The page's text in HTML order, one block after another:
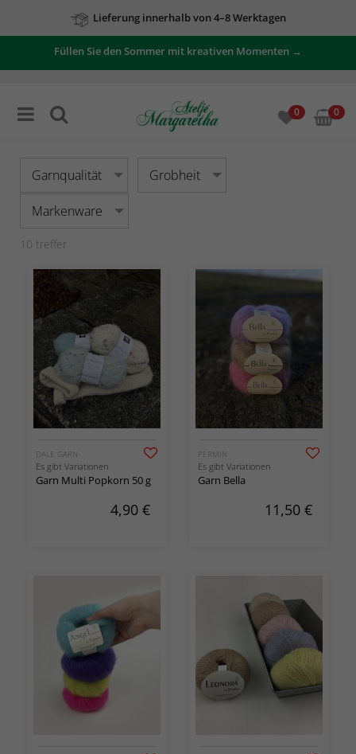
Lieferung innerhalb von 4–8 Werktagen
Füllen Sie den Sommer mit kreativen Momenten →
0 0
Garnqualität Grobheit
Markenware
10 treffer
DALE GARN
Es gibt Variationen
Garn Multi Popkorn 50 g
4,90 €
PERMIN
Es gibt Variationen
Garn Bella
11,50 €